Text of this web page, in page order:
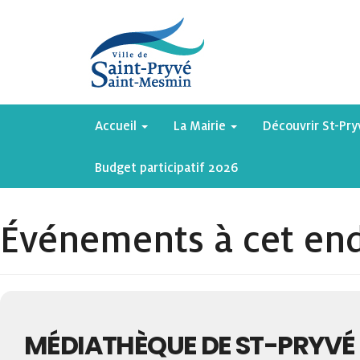
Accueil La Mairie Découvrir St-
Budget participatif 2026
Événements à cet
MÉDIATHÈQUE DE ST-PRYVÉ